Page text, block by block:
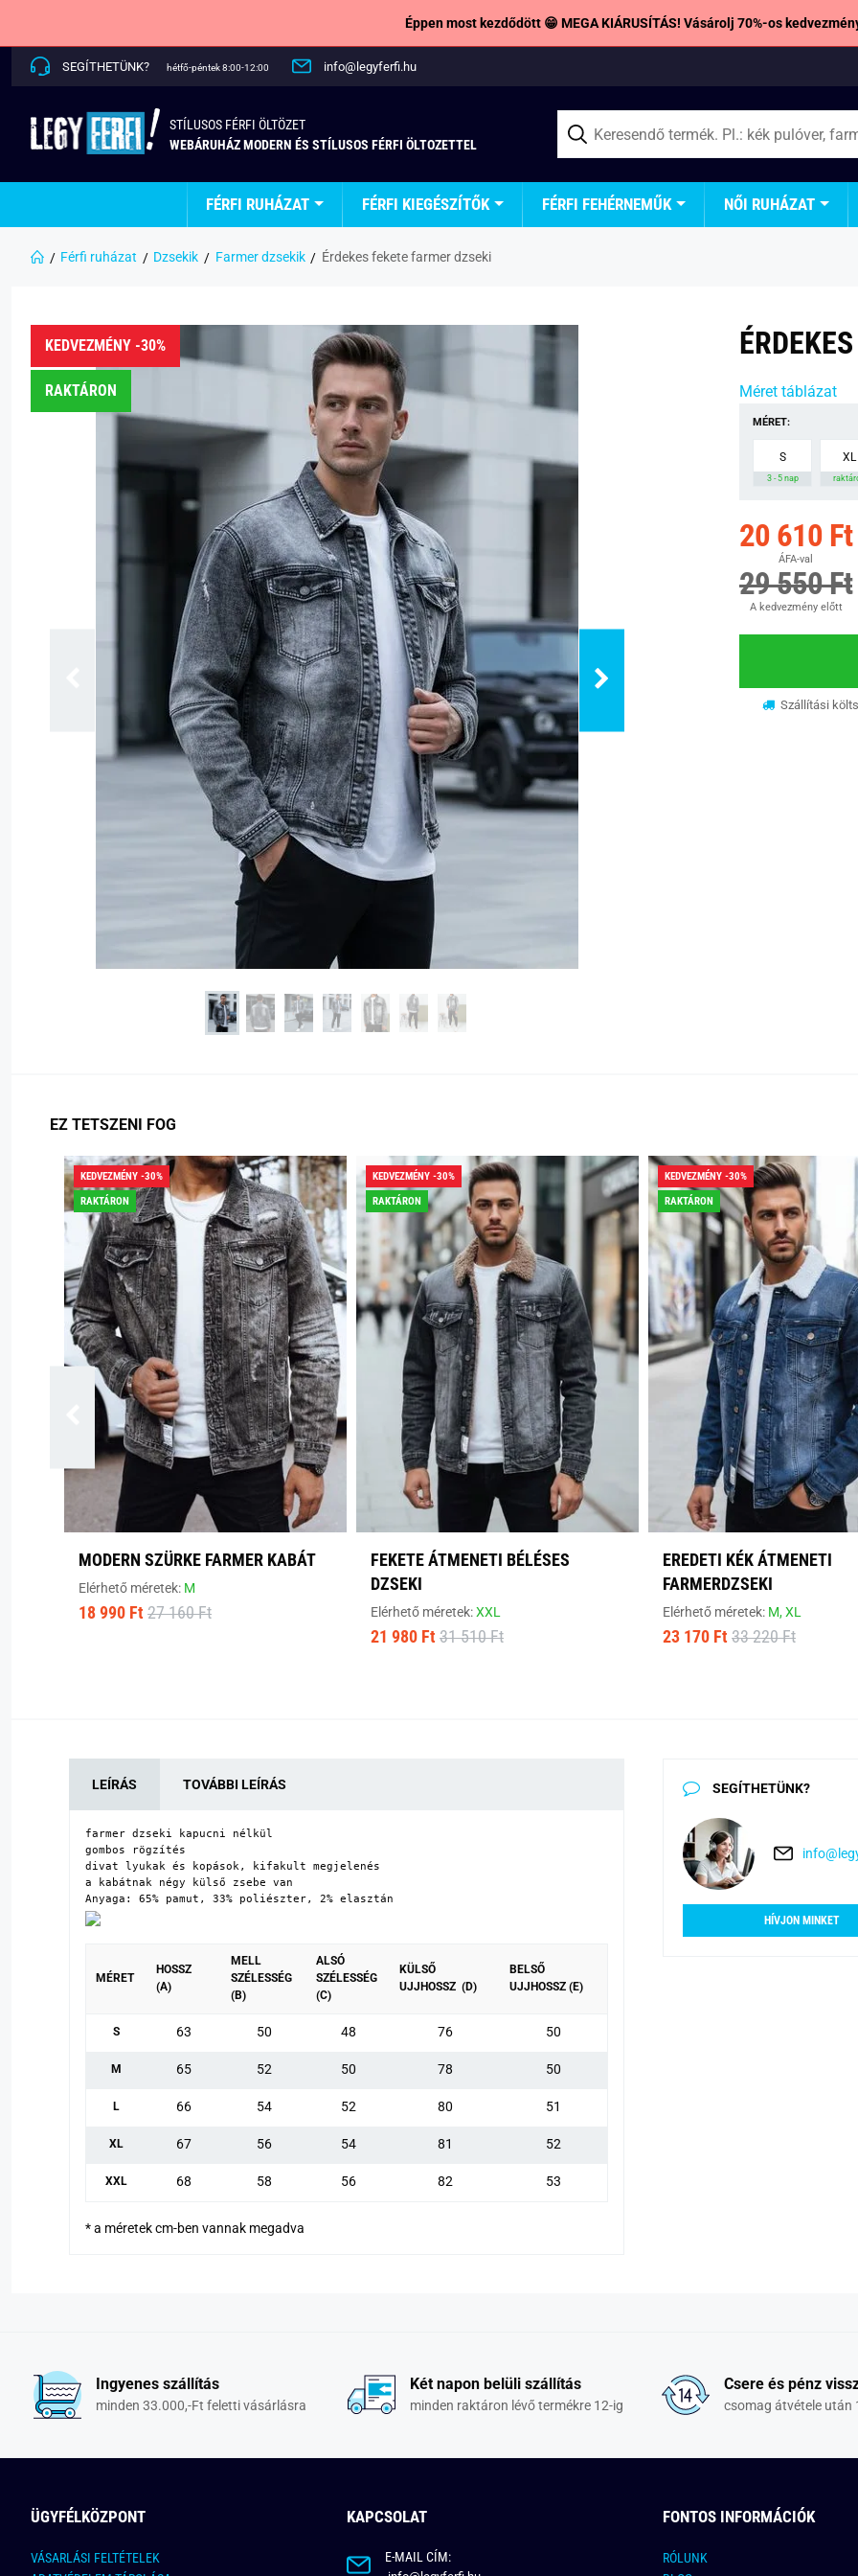
Éppen most kezdődött 😁 MEGA KIÁRUSÍTÁS! Vásárolj 70%-os
SEGÍTHETÜNK? hétfő-péntek 8:00-12:00 info@legyferfi.hu
STÍLUSOS FÉRFI ÖLTÖZET
WEBÁRUHÁZ MODERN ÉS STÍLUSOS FÉRFI ÖLTOZETTEL
FÉRFI RUHÁZAT FÉRFI KIEGÉSZÍTŐK FÉRFI FEHÉRNEMŰK NŐI RUHÁZAT
Férfi ruházat Dzsekik Farmer dzsekik Érdekes fekete farmer dzseki
KEDVEZMÉNY -30%
RAKTÁRON Méret táblázat
MÉRET:
S
3 - 5 nap
XL
20 610 Ft
ÁFA-val
29 550 Ft
A kedvezmény előtt
Szállítási
EZ TETSZENI FOG
KEDVEZMÉNY -30%
RAKTÁRON
MODERN SZÜRKE FARMER KABÁT
Elérhető méretek: M
18 990 Ft 27 160 Ft
KEDVEZMÉNY -30%
RAKTÁRON
FEKETE ÁTMENETI BÉLÉSES
DZSEKI
Elérhető méretek:XXL
21 980 Ft 31 510 Ft
KEDVEZMÉNY -30%
RAKTÁRON
EREDETI KÉK ÁTMENETI
FARMERDZSEKI
Elérhető méretek: M,XL
23 170 Ft 33 220 Ft
LEÍRÁS TOVÁBBI LEÍRÁS
farmer dzseki kapucni nélkül
gombos rögzítés
divat lyukak és kopások, kifakult megjelenés
a kabátnak négy külső zsebe van
Anyaga: 65% pamut, 33% poliészter, 2% elasztán
MÉRET
HOSSZ
(A)
MELL
SZÉLESSÉG
(B)
ALSÓ
SZÉLESSÉG
(C)
KÜLSŐ
UJJHOSSZ (D)
BELSŐ
UJJHOSSZ (E)
S 63 50 48 76 50
M 65 52 50 78 50
L 66 54 52 80 51
XL 67 56 54 81 52
XXL 68 58 56 82 53
* a méretek cm-ben vannak megadva
SEGÍTHETÜNK?
HÍVJON MINKET
Ingyenes szállítás
minden 33.000,-Ft feletti vásárlásra
Két napon belüli szállítás
minden raktáron lévő termékre 12-ig
Csere és pénz
csomag átvétele után
ÜGYFÉLKÖZPONT
VÁSARLÁSI FELTÉTELEK
KAPCSOLAT
E-MAIL CÍM:
FONTOS INFORMÁCIÓK
RÓLUNK